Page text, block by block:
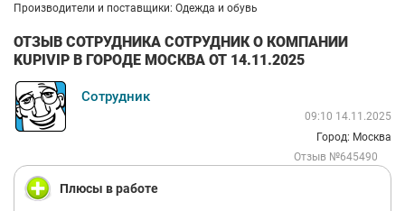
Производители и поставщики: Одежда и обувь
ОТЗЫВ СОТРУДНИКА СОТРУДНИК О КОМПАНИИ
KUPIVIP В ГОРОДЕ МОСКВА ОТ 14.11.2025
Сотрудник
09:10 14.11.2025
Город: Москва
Отзыв №645490
Плюсы в работе